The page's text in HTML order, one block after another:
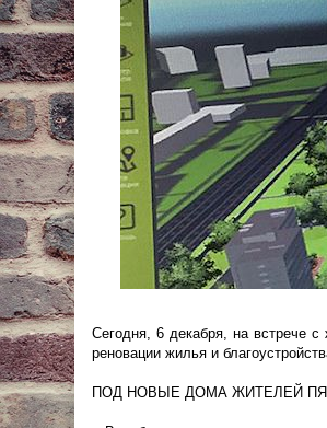
Сегодня, 6 декабря, на встрече
реновации жилья и
ПОД НОВЫЕ ДОМА ЖИТЕЛЕЙ